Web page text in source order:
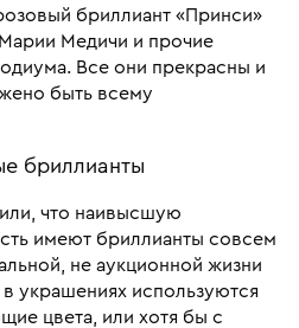
бриллиант «Принси»
Медичи и прочие
Все они прекрасны и
быть всему
бриллианты
что наивысшую
имеют бриллианты совсем
не аукционной жизни
украшениях используются
цвета, или хотя бы с